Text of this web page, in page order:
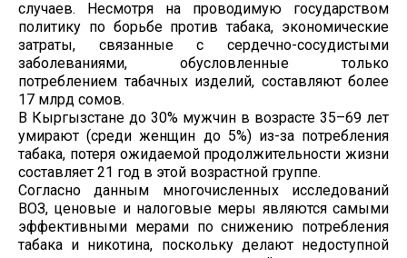
случаев. Несмотря на проводимую государством
политику по борьбе против табака, экономические
затраты, связанные с сердечно-сосудистыми
заболеваниями, обусловленные только
потреблением табачных изделий, составляют более
17 млрд сомов.
В Кыргызстане до 30% мужчин в возрасте 35–69 лет
умирают (среди женщин до 5%) из-за потребления
табака, потеря ожидаемой продолжительности жизни
составляет 21 год в этой возрастной группе.
Согласно данным многочисленных исследований
ВОЗ, ценовые и налоговые меры являются самыми
эффективными мерами по снижению потребления
табака и никотина, поскольку делают недоступной